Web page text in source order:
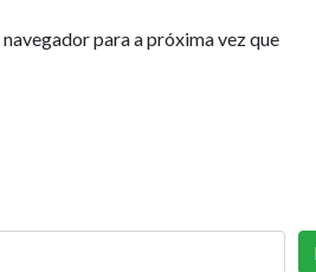
para a próxima vez que